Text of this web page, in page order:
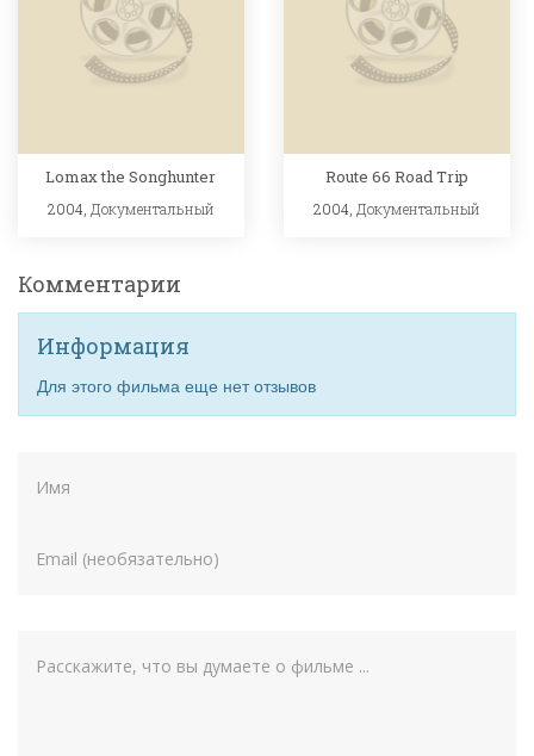
Lomax the Songhunter
2004, Документальный
Route 66 Road Trip
2004,Документальный
Комментарии
Информация
Для этого фильма еще нет отзывов